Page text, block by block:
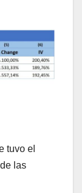
tuvo el
las